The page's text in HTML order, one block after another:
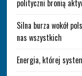
polityczni bronią
Silna burza wokół
nas wszystkich
Energia, której